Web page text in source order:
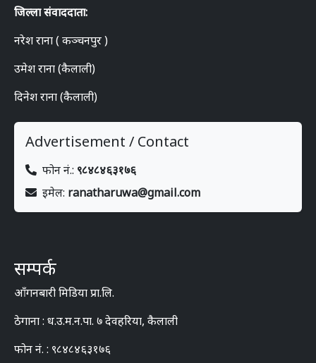
जिल्ला संवाददाता:
नरेश राना ( कञ्चनपुर )
उमेश राना (कैलाली)
दिनेश राना (कैलाली)
Advertisement / Contact
फोन नं.: ९८४८४६३१७६
इमेल: ranatharuwa@gmail.com
सम्पर्क
आँगनबारी मिडिया प्रा.लि.
ठेगाना : ध.उ.म.न.पा. ७ देवहरिया, कैलाली
फोन नं. : ९८४८४६३१७६